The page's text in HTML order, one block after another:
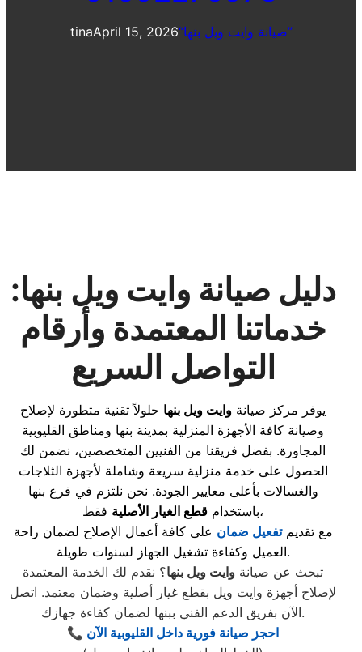
tinaApril 15, 2026 “صيانة وايت ويل بنها”
دليل صيانة وايت ويل بنها:
خدماتنا المعتمدة وأرقام
التواصل السريع
يوفر مركز صيانة وايت ويل بنها حلولاً تقنية متطورة لإصلاح
وصيانة كافة الأجهزة المنزلية بمدينة بنها ومناطق القليوبية
المجاورة. بفضل فريقنا من الفنيين المتخصصين، نضمن لك
الحصول على خدمة منزلية سريعة وشاملة لأجهزة الثلاجات
والغسالات بأعلى معايير الجودة. نحن نلتزم في فرع بنها
باستخدام قطع الغيار الأصلية
فقط،
مع تقديمتفعيل ضمان على كافة أعمال الإصلاح لضمان راحة
العميل وكفاءة تشغيل الجهاز لسنوات طويلة.
تبحث عن صيانة وايت ويل بنها؟ نقدم لك الخدمة المعتمدة
لإصلاح أجهزة وايت ويل بقطع غيار أصلية وضمان معتمد. اتصل
الآن بفريق الدعم الفني ببنها لضمان كفاءة جهازك.
📞 احجز صيانة فورية داخل القليوبية الآن